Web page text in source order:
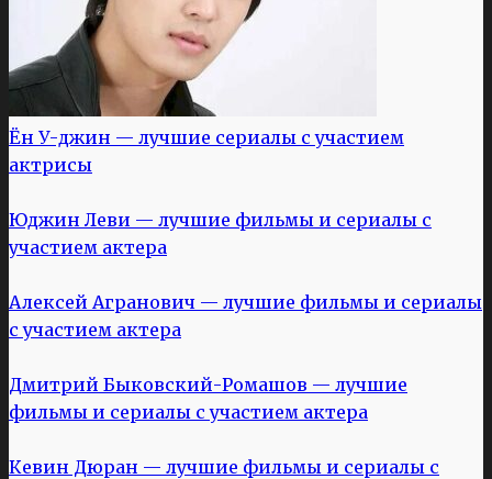
Ён У-джин — лучшие сериалы с участием
актрисы
Юджин Леви — лучшие фильмы и сериалы с
участием актера
Алексей Агранович — лучшие фильмы и сериалы
с участием актера
Дмитрий Быковский-Ромашов — лучшие
фильмы и сериалы с участием актера
Кевин Дюран — лучшие фильмы и сериалы с